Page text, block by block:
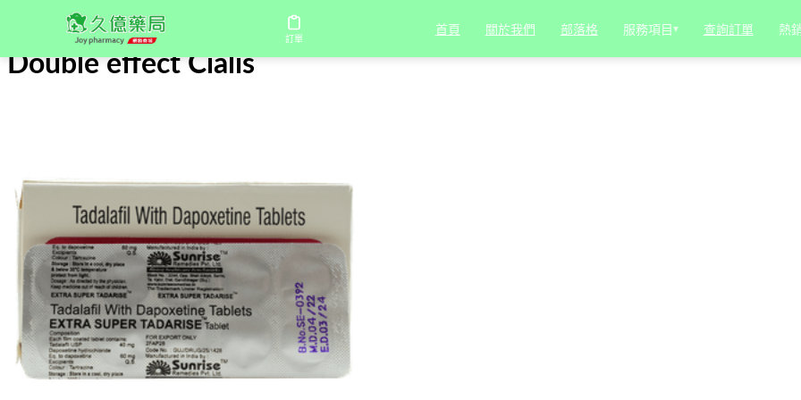
訂單
首頁 關於我們 部落格 服務項目 ▾ 查詢訂單 熱
Double effect Cialis
Double effect Cialis